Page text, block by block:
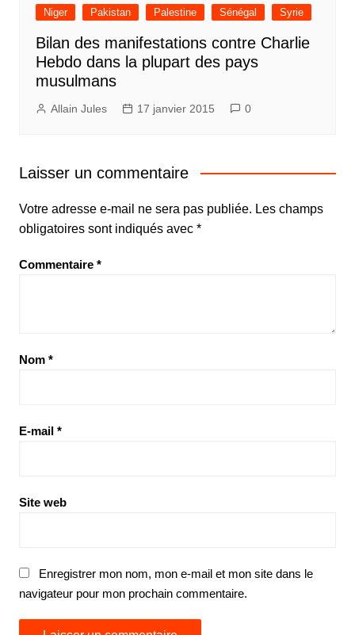
Niger
Pakistan Palestine Sénégal Syrie
Bilan des manifestations contre Charlie
Hebdo dans la plupart des pays
musulmans
Allain Jules 17 janvier 2015 0
Laisser un commentaire
Votre adresse e-mail ne sera pas publiée. Les champs
obligatoires sont indiqués avec *
Commentaire *
Nom *
E-mail *
Site web
Enregistrer mon nom, mon e-mail et mon site dans le
navigateur pour mon prochain commentaire.